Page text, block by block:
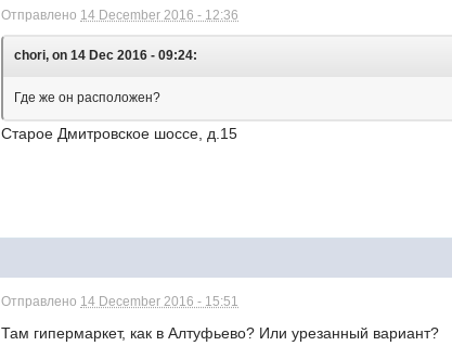
Отправлено 14 December 2016 - 12:36
chori, on 14 Dec 2016 - 09:24:
Где же он расположен?
Старое Дмитровское шоссе, д.15
Отправлено 14 December 2016 - 15:51
Там гипермаркет, как в Алтуфьево? Или урезанный вариант?